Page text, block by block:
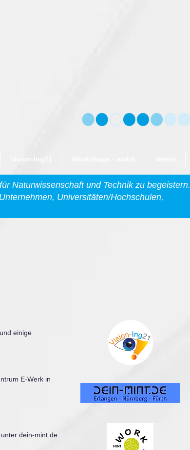
Naturwissenschaft und Technik zu begeistern.
Universitäten/Hochschulen,
einige
E-Werk in
dein-mint.de.